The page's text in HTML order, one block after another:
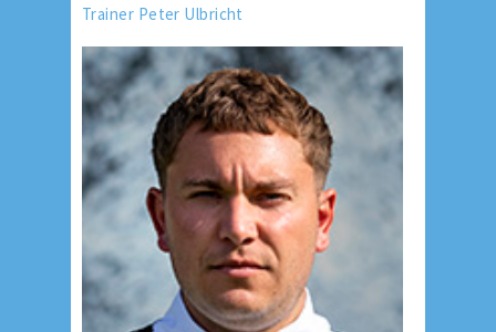
Trainer Peter Ulbricht